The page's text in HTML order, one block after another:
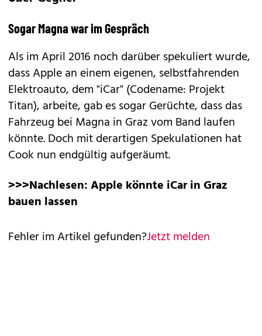
Sogar Magna war im Gespräch
Als im April 2016 noch darüber spekuliert wurde,
dass Apple an einem eigenen, selbstfahrenden
Elektroauto, dem "iCar" (Codename: Projekt
Titan), arbeite, gab es sogar Gerüchte, dass das
Fahrzeug bei Magna in Graz vom Band laufen
könnte. Doch mit derartigen Spekulationen hat
Cook nun endgültig aufgeräumt.
>>>Nachlesen:Apple könnte iCar in Graz
bauen lassen
Fehler im Artikel gefunden?Jetzt melden